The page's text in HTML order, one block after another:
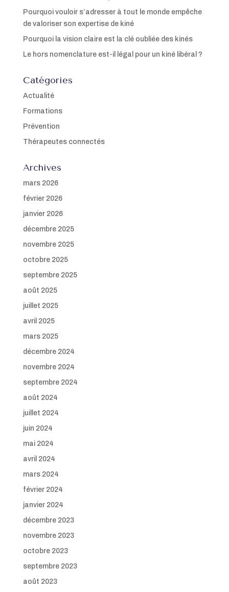
Pourquoi vouloir s’adresser à tout le monde empêche
de valoriser son expertise de kiné
Pourquoi la vision claire est la clé oubliée des kinés
Le hors nomenclature est-il légal pour un kiné libéral ?
Catégories
Actualité
Formations
Prévention
Thérapeutes connectés
Archives
mars 2026
février 2026
janvier 2026
décembre 2025
novembre 2025
octobre 2025
septembre 2025
août 2025
juillet 2025
avril 2025
mars 2025
décembre 2024
novembre 2024
septembre 2024
août 2024
juillet 2024
juin 2024
mai 2024
avril 2024
mars 2024
février 2024
janvier 2024
décembre 2023
novembre 2023
octobre 2023
septembre 2023
août 2023